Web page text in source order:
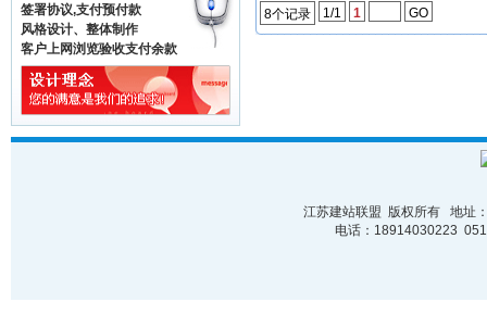
签署协议,支付预付款
风格设计、整体制作
客户上网浏览验收支付余款
8个记录 1/1 1 GO
江苏建站联盟 版权所有 地址
电话：18914030223